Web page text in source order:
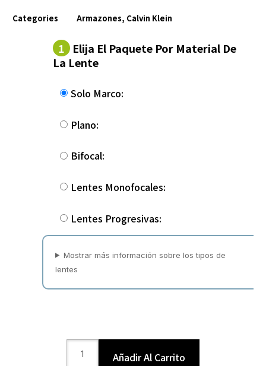
Categories Armazones, Calvin Klein
1 Elija El Paquete Por Material De
La Lente
Solo Marco:
Plano:
Bifocal:
Lentes Monofocales:
Lentes Progresivas:
Mostrar más información sobre los tipos de
lentes
Añadir Al Carrito